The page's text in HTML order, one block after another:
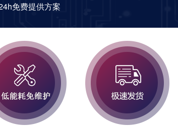
免费提供方案